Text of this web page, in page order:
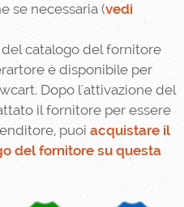
se necessaria (vedi
catalogo del fornitore
è disponibile per
Dopo l'attivazione del
il fornitore per essere
puoi acquistare il
del fornitore su questa